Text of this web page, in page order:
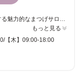
もっと見る
【木】09:00-18:00